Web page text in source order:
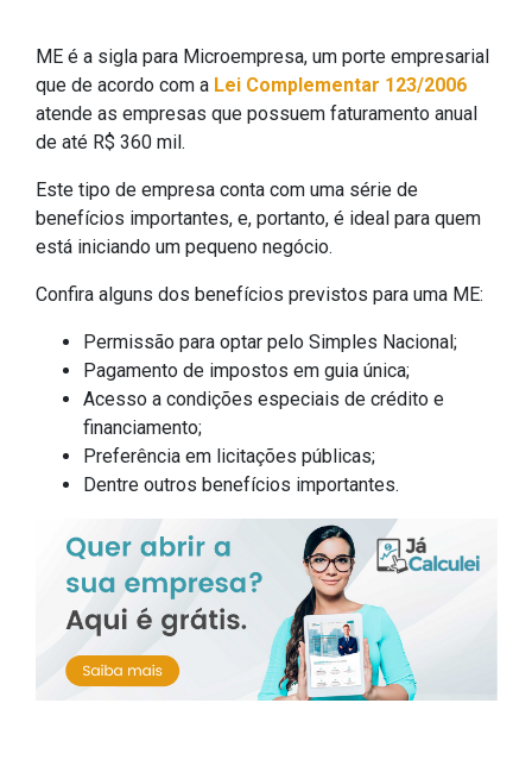
ME é a sigla para Microempresa, um porte empresarial
que de acordo com a Lei Complementar 123/2006
atende as empresas que possuem faturamento anual
de até R$ 360 mil.
Este tipo de empresa conta com uma série de
benefícios importantes, e, portanto, é ideal para quem
está iniciando um pequeno negócio.
Confira alguns dos benefícios previstos para uma ME:
Permissão para optar pelo Simples Nacional;
Pagamento de impostos em guia única;
Acesso a condições especiais de crédito e
financiamento;
Preferência em licitações públicas;
Dentre outros benefícios importantes.